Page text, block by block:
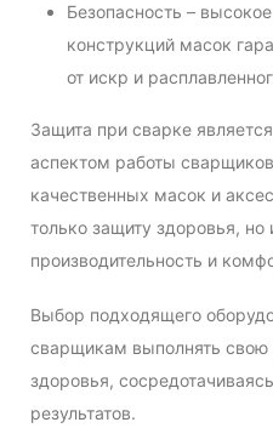
Безопасность –
конструкций масок
от искр и
Защита при сварке
аспектом работы
качественных масок и
только защиту здоровья,
производительность и
Выбор подходящего
сварщикам выполнять свою
здоровья,
результатов.